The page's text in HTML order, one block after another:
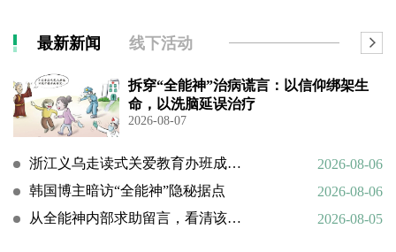
最新新闻 线下活动
拆穿“全能神”治病谎言：以信仰绑架生
命，以洗脑延误治疗
2026-08-07
浙江义乌走读式关爱教育办班成功转化9名“全能神”“全范围教会”等邪教人员
2026-08-06
韩国博主暗访“全能神”隐秘据点
2026-08-06
从全能神内部求助留言，看清该邪教扭曲的相处环境与常态化的精神 PUA
2026-08-05